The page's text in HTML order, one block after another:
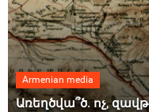
Armenian media
Առեղծվա՞ծ. ոչ,